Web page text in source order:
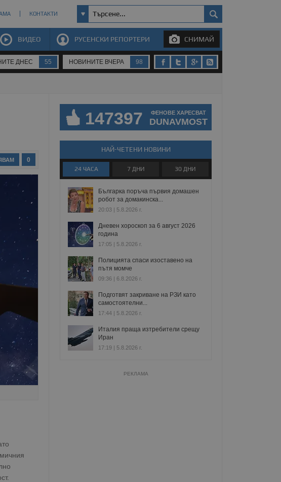
КОНТАКТИ
ВИДЕО РУСЕНСКИ РЕПОРТЕРИ СНИМАЙ
ДНЕС 55 НОВИНИТЕ ВЧЕРА 98
0
147397 ФЕНОВЕ ХАРЕСВАТ
DUNAVMOST
НАЙ-ЧЕТЕНИ НОВИНИ
24 ЧАСА 7 ДНИ 30 ДНИ
Българка поръча първия домашен
робот за домакинска...
20:03 | 5.8.2026 г.
Дневен хороскоп за 6 август 2026
година
17:05 | 5.8.2026 г.
Полицията спаси изоставено на
пътя момче
09:36 | 6.8.2026 г.
Подготвят закриване на РЗИ като
самостоятелни...
17:44 | 5.8.2026 г.
Италия праща изтребители срещу
Иран
17:19 | 5.8.2026 г.
РЕКЛАМА